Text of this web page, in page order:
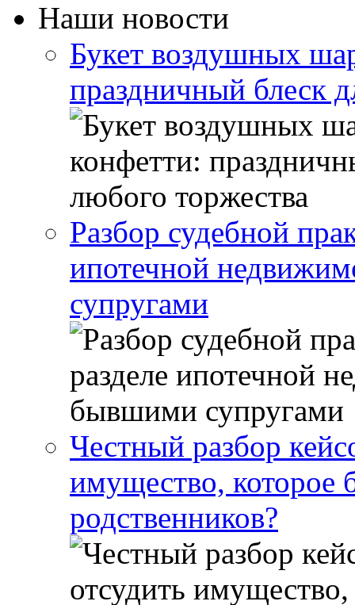
Наши новости
Букет воздушных
праздничный блеск
Разбор судебной
ипотечной
супругами
Честный разбор
имущество, которое
родственников?